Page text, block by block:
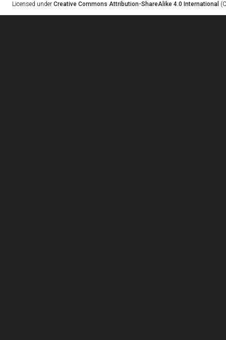
Licensed under Creative Commons Attribution-ShareAlike 4.0 International